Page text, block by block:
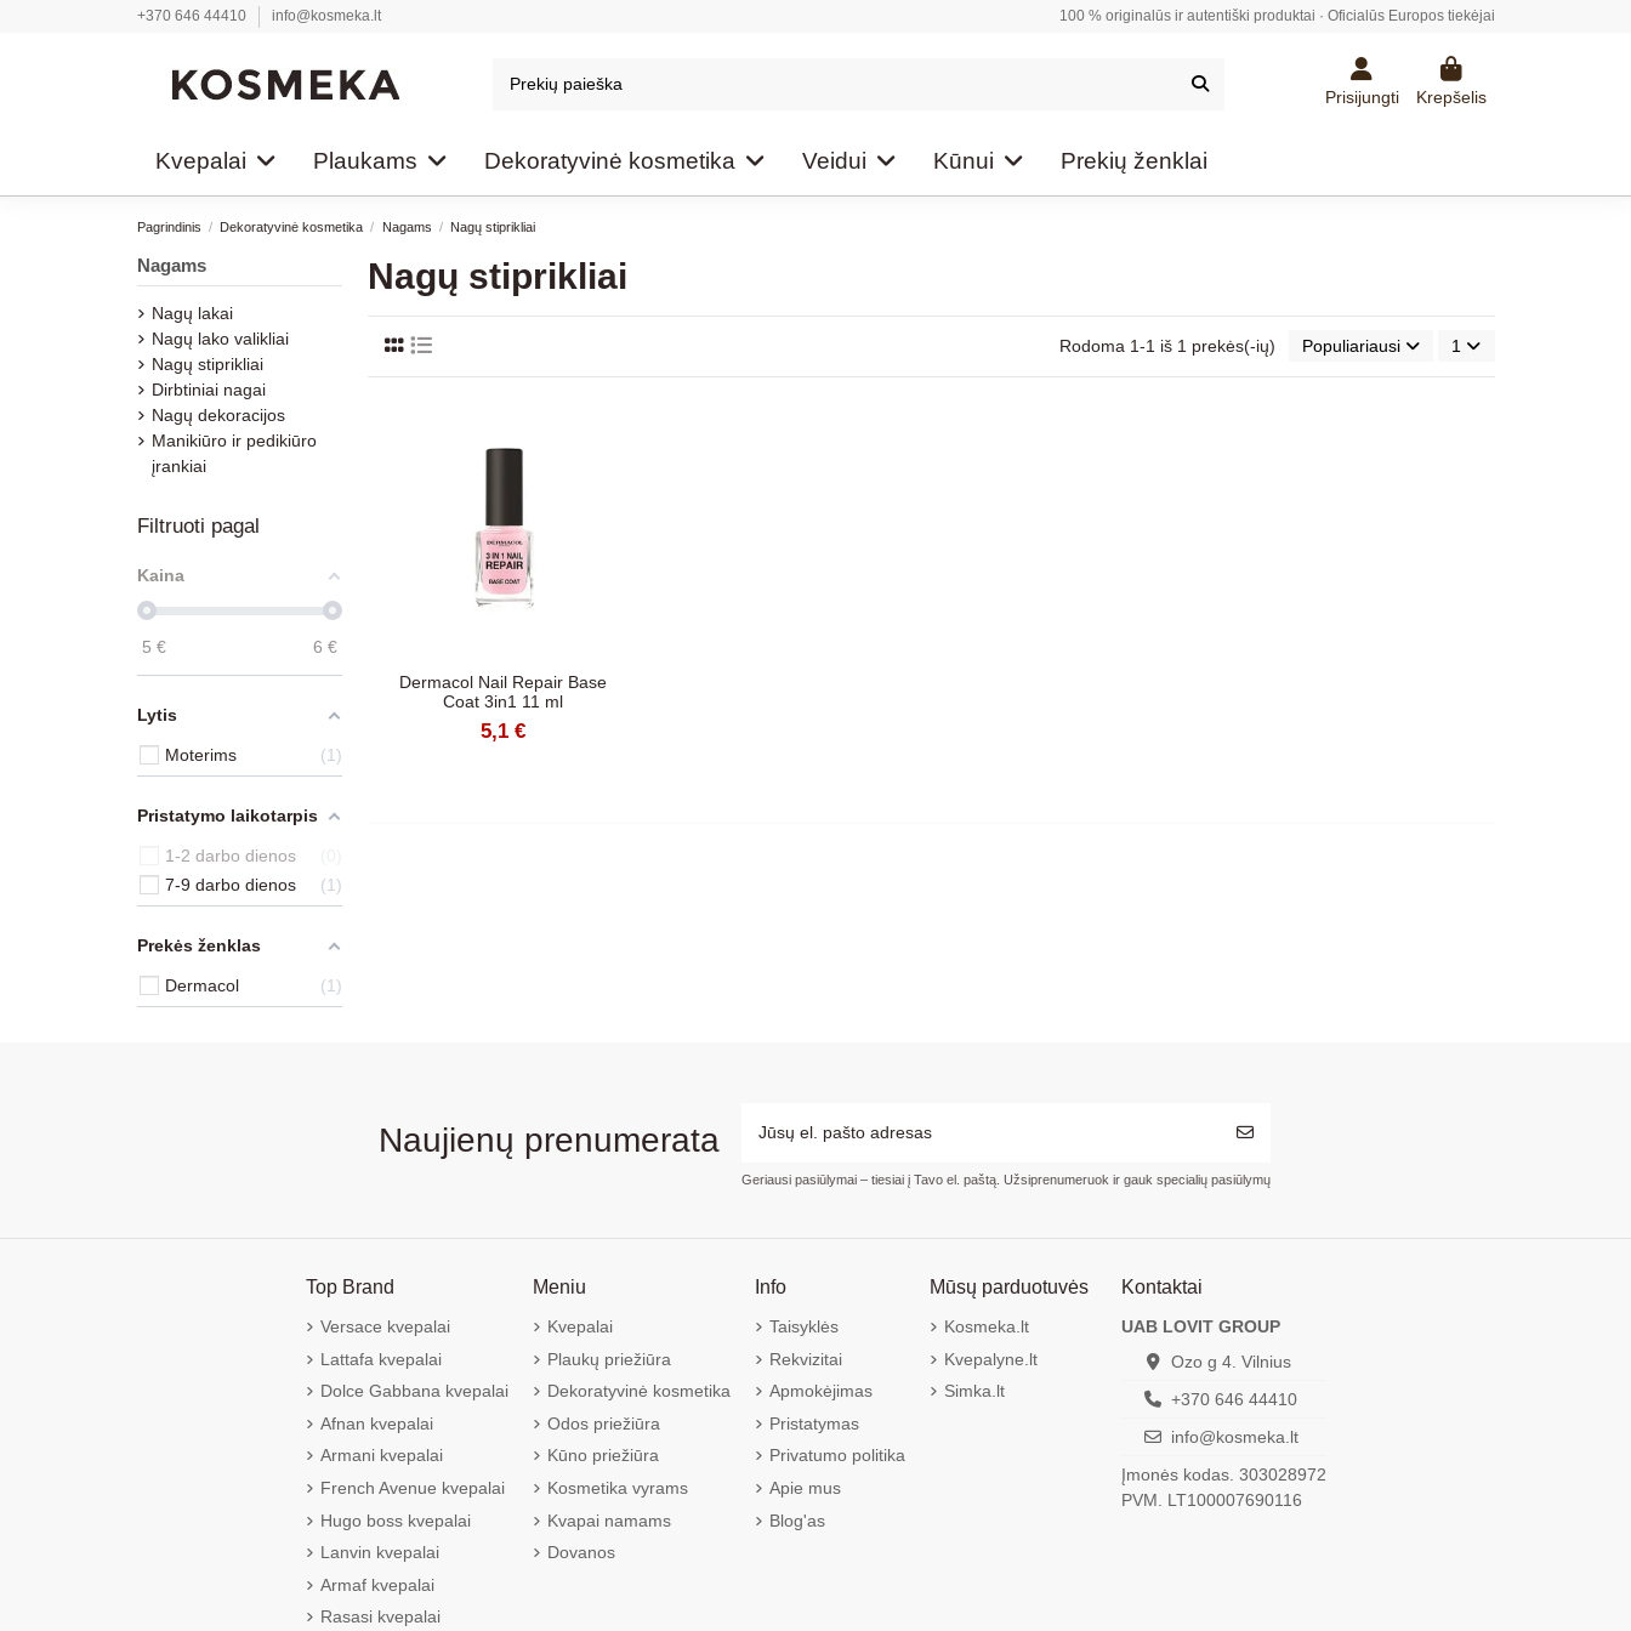
+370 646 44410 info@kosmeka.lt 100 % originalūs ir autentiški produktai · Oficialūs Europos tiekėjai
Prisijungti Krepšelis
Kvepalai Plaukams Dekoratyvinė kosmetika Veidui Kūnui Prekių ženklai
Pagrindinis Dekoratyvinė kosmetika Nagams Nagų stiprikliai
Nagų stiprikliai
Rodoma 1-1 iš 1 prekės(-ių) Populiariausi 1
Dermacol Nail Repair Base
Coat 3in1 11 ml
5,1 €
Nagams
Nagų lakai
Nagų lako valikliai
Nagų stiprikliai
Dirbtiniai nagai
Nagų dekoracijos
Manikiūro ir pedikiūro
įrankiai
Filtruoti pagal
Kaina
5 € 6 €
Lytis
Moterims 1
Pristatymo laikotarpis
1-2 darbo dienos
7-9 darbo dienos
1
Prekės ženklas
Dermacol 1
Naujienų prenumerata
Geriausi pasiūlymai – tiesiai į Tavo el. paštą. Užsiprenumeruok ir gauk specialių pasiūlymų
Top Brand
Versace kvepalai
Lattafa kvepalai
Dolce Gabbana kvepalai
Afnan kvepalai
Armani kvepalai
French Avenue kvepalai
Hugo boss kvepalai
Lanvin kvepalai
Armaf kvepalai
Rasasi kvepalai
Meniu
Kvepalai
Plaukų priežiūra
Dekoratyvinė kosmetika
Odos priežiūra
Kūno priežiūra
Kosmetika vyrams
Kvapai namams
Dovanos
Info
Taisyklės
Rekvizitai
Apmokėjimas
Pristatymas
Privatumo politika
Apie mus
Blog'as
Mūsų parduotuvės
Kosmeka.lt
Kvepalyne.lt
Simka.lt
Kontaktai
UAB LOVIT GROUP
Ozo g 4. Vilnius
+370 646 44410
info@kosmeka.lt
Įmonės kodas. 303028972
PVM. LT100007690116